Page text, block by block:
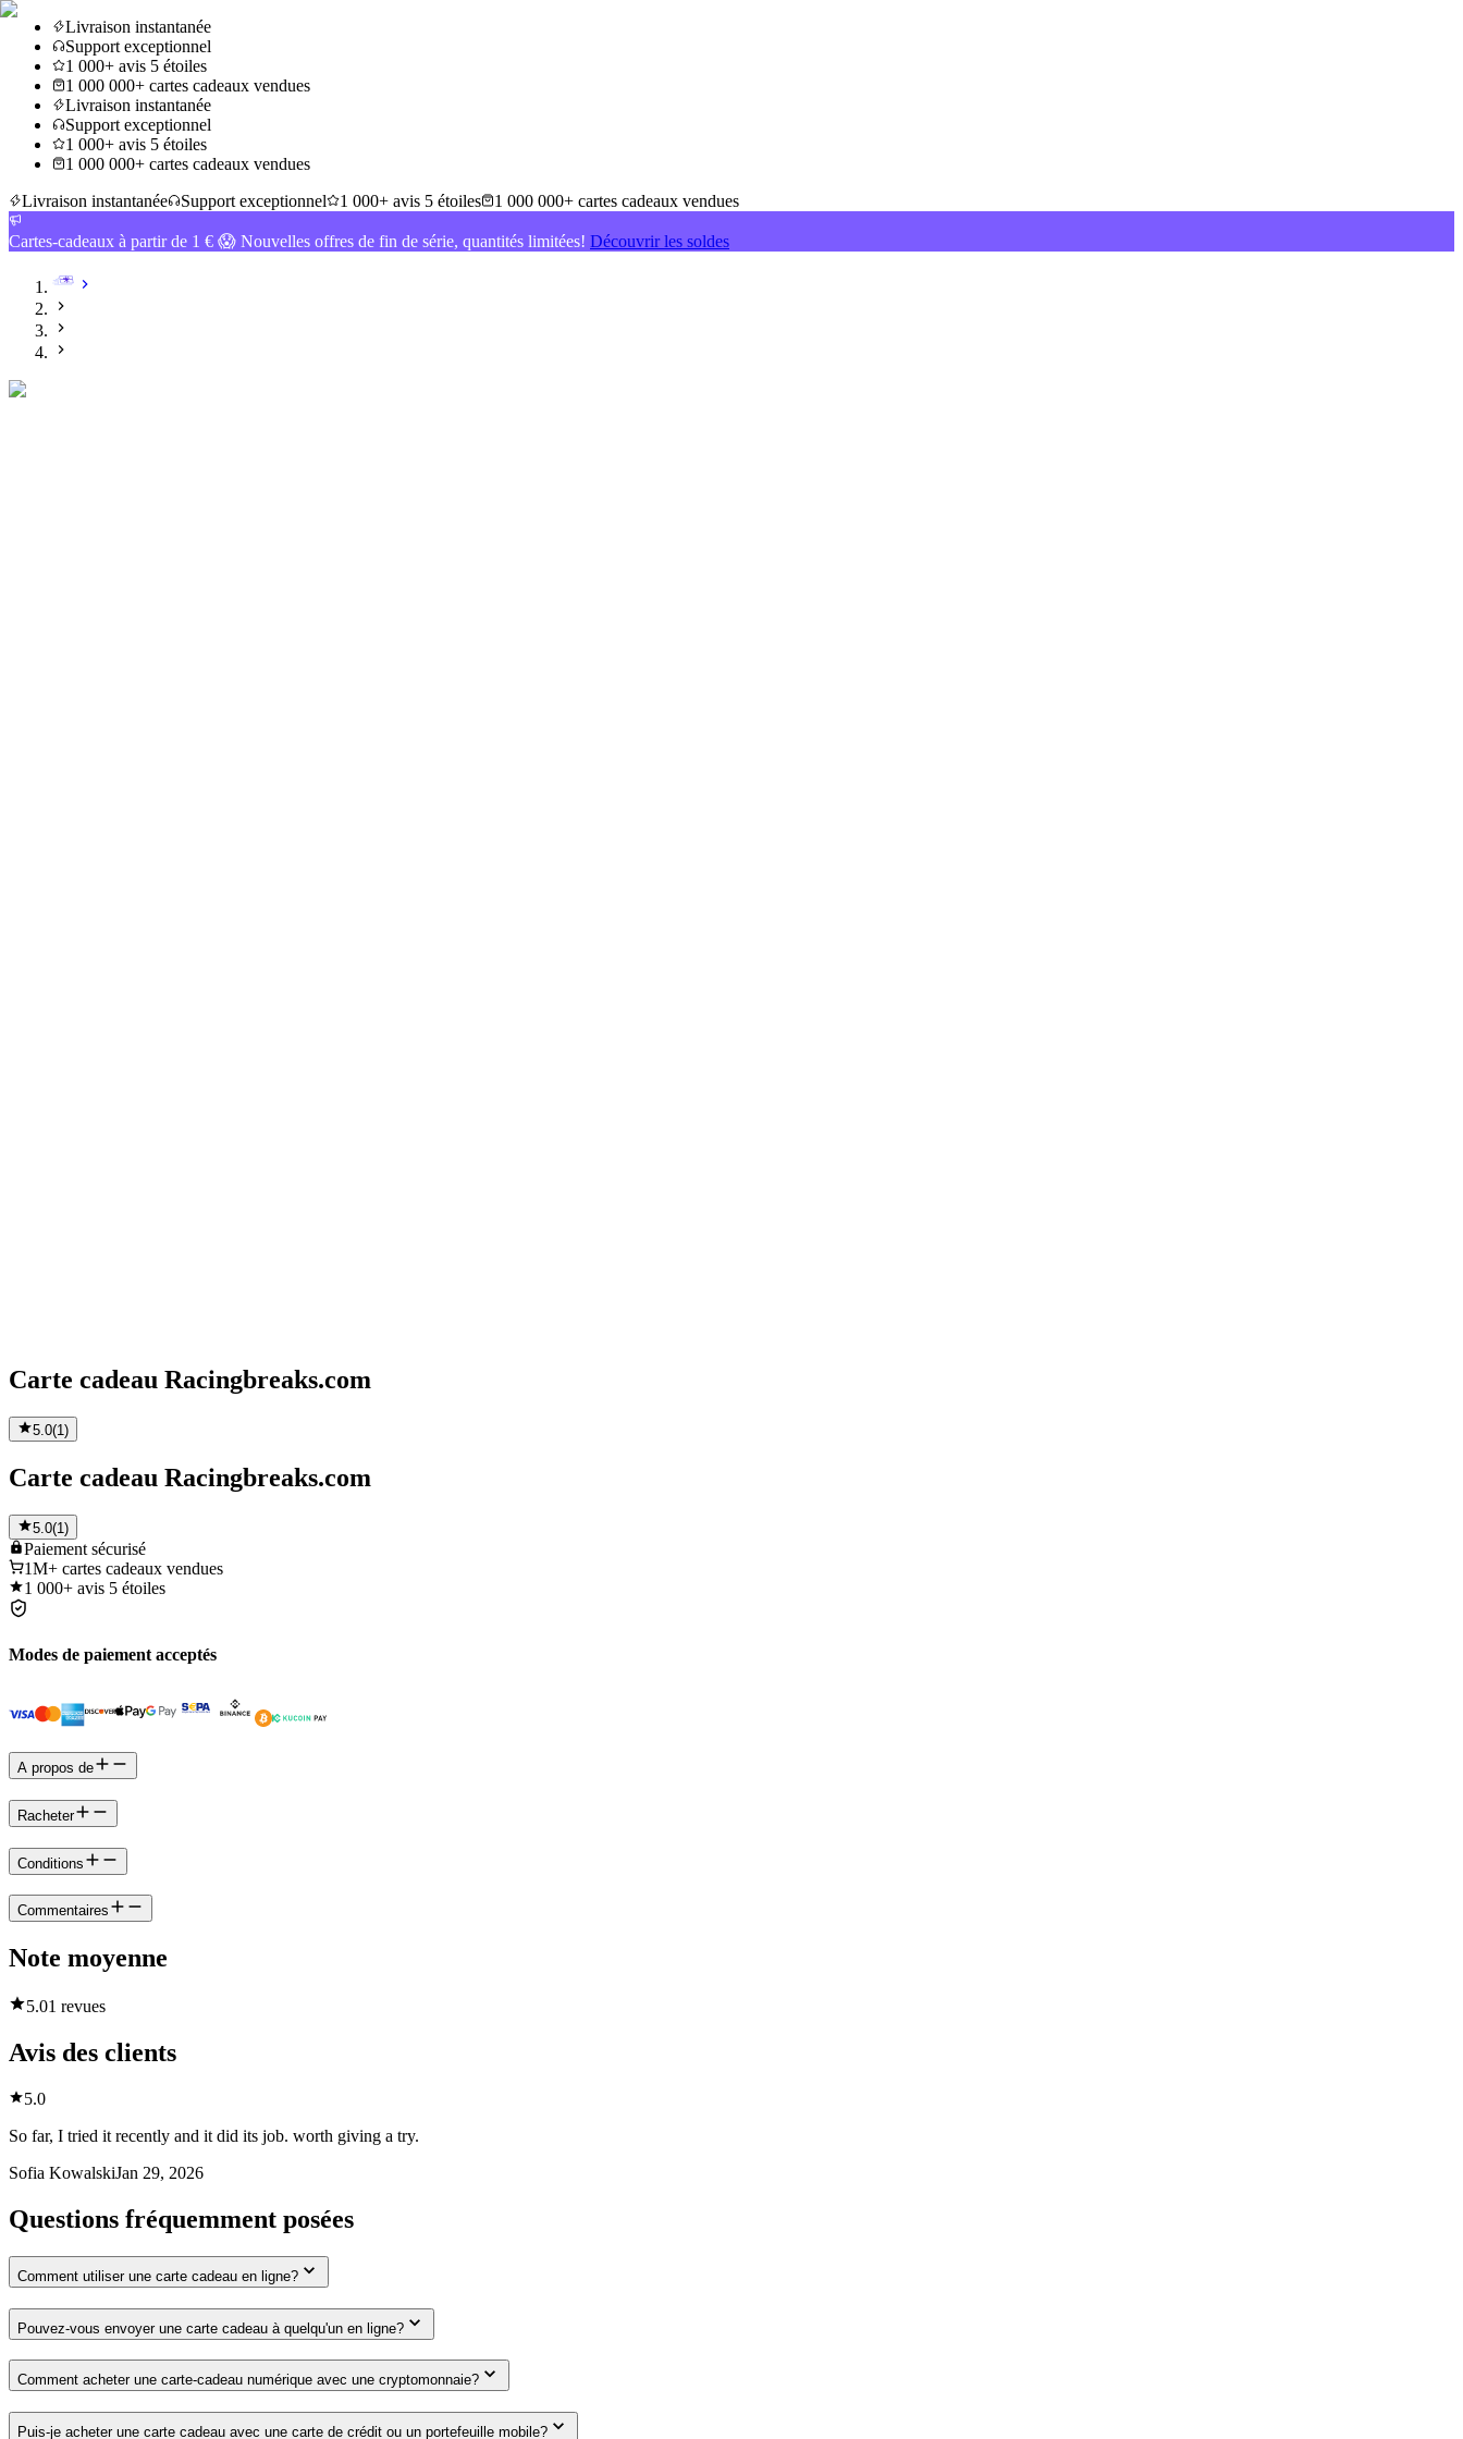
Livraison instantanée
Support exceptionnel
1 000+ avis 5 étoiles
1 000 000+ cartes cadeaux vendues
Livraison instantanée
Support exceptionnel
1 000+ avis 5 étoiles
1 000 000+ cartes cadeaux vendues
Livraison instantanée
Support exceptionnel 1 000+ avis 5 étoiles 1 000 000+ cartes cadeaux vendues
Cartes-cadeaux à partir de 1 € 😱 Nouvelles offres de fin de série, quantités limitées! Découvrir les soldes
Carte cadeau Racingbreaks.com
5.0(1)
Carte cadeau Racingbreaks.com
5.0(1 )
Paiement sécurisé
1M+ cartes cadeaux vendues
1 000+ avis 5 étoiles
Modes de paiement acceptés
A propos de
Racheter
Conditions
Commentaires
Note moyenne
5.01 revues
Avis des clients
5.0
So far, I tried it recently and it did its job. worth giving a try.
Sofia KowalskiJan 29, 2026
Questions fréquemment posées
Comment utiliser une carte cadeau en ligne?
Pouvez-vous envoyer une carte cadeau à quelqu'un en ligne?
Comment acheter une carte-cadeau numérique avec une cryptomonnaie?
Puis-je acheter une carte cadeau avec une carte de crédit ou un portefeuille mobile?